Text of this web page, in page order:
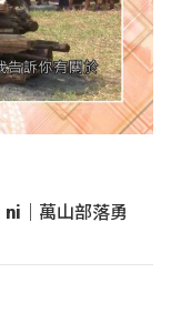
ni｜萬山部落勇